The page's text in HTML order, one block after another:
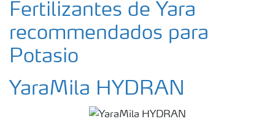
Fertilizantes de Yara
recommendados para
Potasio
YaraMila HYDRAN